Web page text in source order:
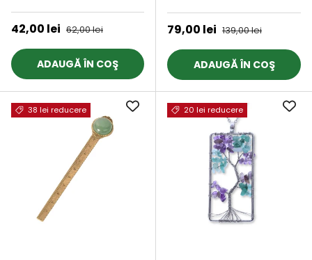
pentru Claritate
Mentala si Focus
Preț de vânzare
42,00 lei Preț obișnuit
62,00 lei
ADAUGĂ ÎN COŞ
Semipretioasa pentru
Cadouri si Armonie
Preț de vânzare
79,00 lei Preț obișnuit
139,00 lei
ADAUGĂ ÎN COŞ
38 lei reducere 20 lei reducere